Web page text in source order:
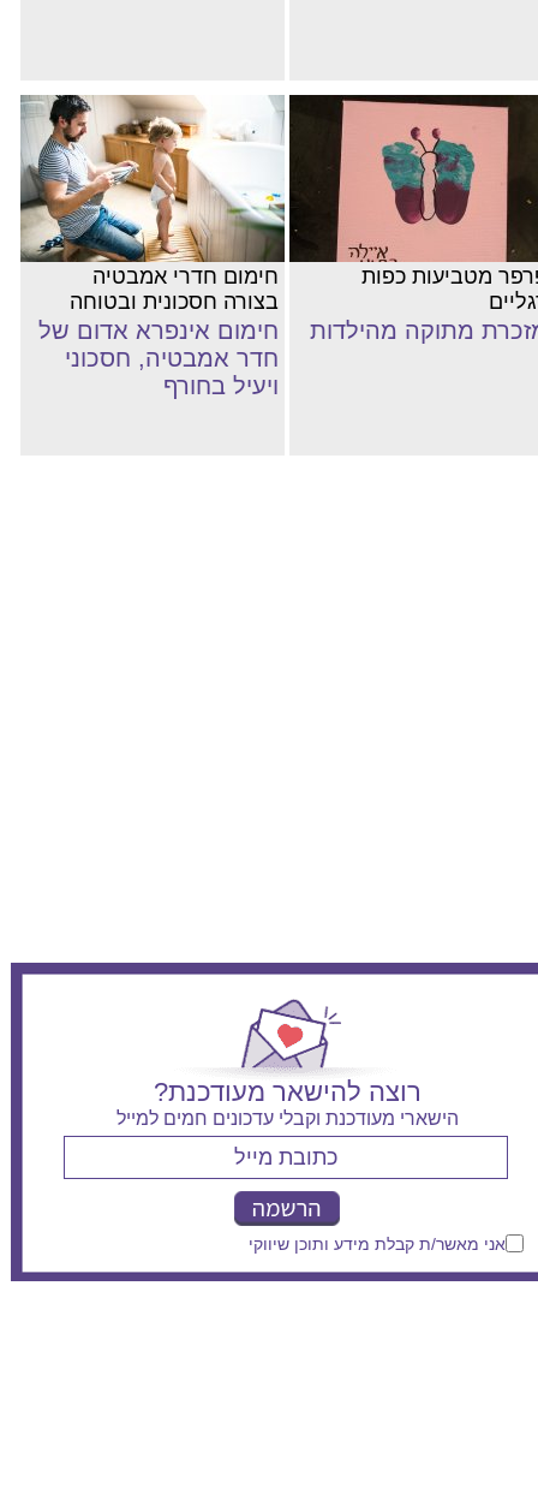
מטביעות כפות
מתוקה מהילדות
חימום חדרי אמבטיה
בצורה חסכונית ובטוחה
חימום אינפרא אדום של
חדר אמבטיה, חסכוני
ויעיל בחורף
רוצה להישאר מעודכנת?
הישארי מעודכנת וקבלי עדכונים חמים למייל
אני מאשר/ת קבלת מידע ותוכן שיווקי